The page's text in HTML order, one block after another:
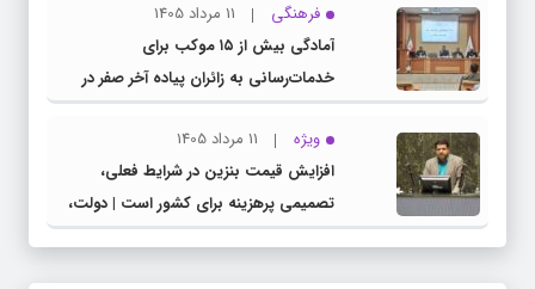
مدیرکل آموزش و پرورش خراسان رضوی
فرهنگی
11 مرداد 1405
آمادگی بیش از ۱۵ موکب برای
خدمات‌رسانی به زائران پیاده آخر صفر در
شهرستان چناران
ویژه
11 مرداد 1405
افزایش قیمت بنزین در شرایط فعلی،
تصمیمی پرهزینه برای کشور است | دولت،
قاچاق سوخت و عوامل اصلی ناترازی را